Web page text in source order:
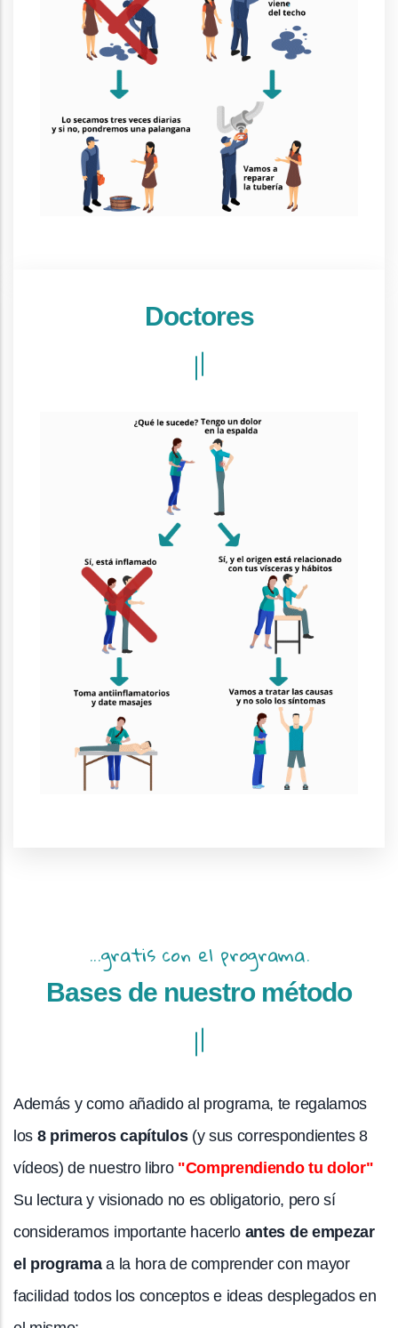
Doctores
...gratis con el programa.
Bases de nuestro método
Además y como añadido al programa, te regalamos
los 8 primeros capítulos(y sus correspondientes 8
vídeos) de nuestro libro "Comprendiendo tu dolor"
Su lectura y visionado no es obligatorio, pero sí
consideramos importante hacerlo antes de empezar
el programaa la hora de comprender con mayor
facilidad todos los conceptos e ideas desplegados en